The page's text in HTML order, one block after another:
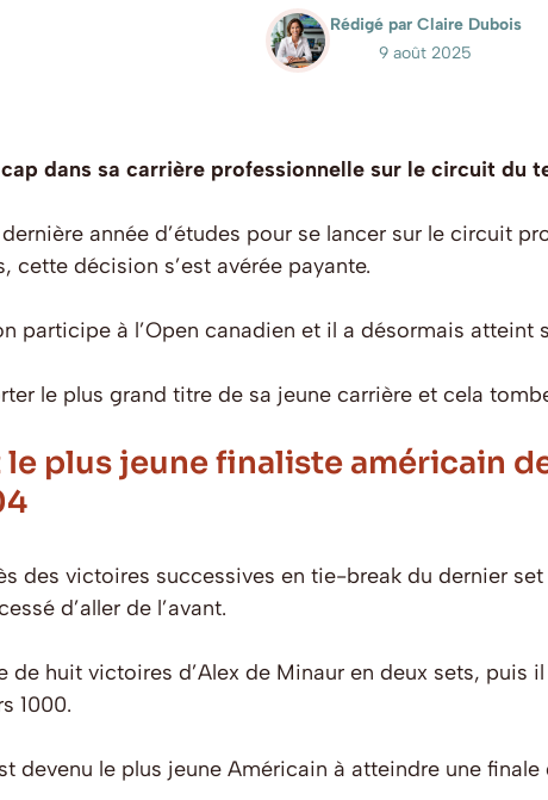
Rédigé par Claire Dubois
9 août 2025
dans sa carrière professionnelle sur le circuit du
année d’études pour se lancer sur le circuit
cette décision s’est avérée payante.
participe à l’Open canadien et il a désormais atteint
le plus grand titre de sa jeune carrière et cela
le plus jeune finaliste américain
des victoires successives en tie-break du dernier
d’aller de l’avant.
de huit victoires d’Alex de Minaur en deux sets,
1000.
devenu le plus jeune Américain à atteindre une